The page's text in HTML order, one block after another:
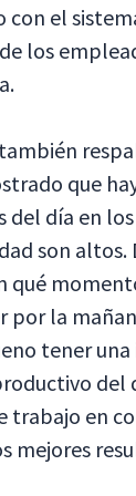
con el
los
que
del día en
son altos.
qué
por la
tener
trabajo en
mejores